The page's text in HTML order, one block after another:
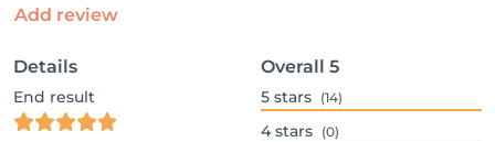
Add review
Details
End result
Overall 5
5 stars (14)
4 stars (0)